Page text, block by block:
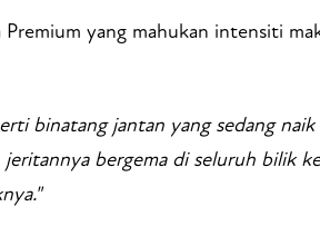
Premium yang mahukan intensiti
binatang jantan yang sedang
bergema di seluruh bilik